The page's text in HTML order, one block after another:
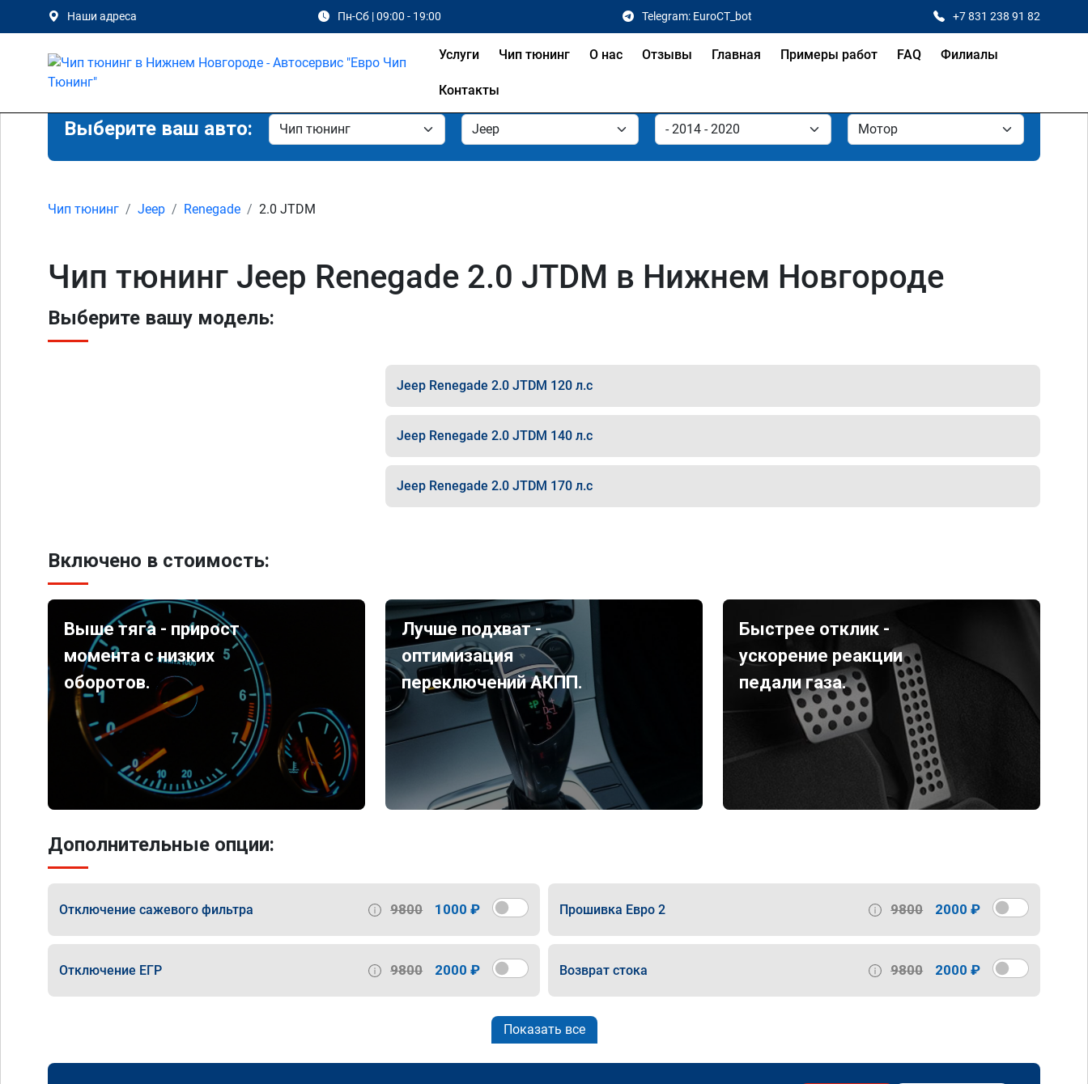
Наши адреса Пн-Сб | 09:00 - 19:00 Telegram: EuroCT_bot +7 831 238 91 82
Услуги Чип тюнинг О нас Отзывы Главная Примеры работ FAQ Филиалы
Контакты
Выберите ваш авто:
Чип тюнинг Jeep Renegade 2.0 JTDM
Чип тюнинг Jeep Renegade 2.0 JTDM в Нижнем Новгороде
Выберите вашу модель:
Jeep Renegade 2.0 JTDM 120 л.с
Jeep Renegade 2.0 JTDM 140 л.с
Jeep Renegade 2.0 JTDM 170 л.с
Включено в стоимость:
Выше тяга - прирост
момента с низких
оборотов.
Лучше подхват -
оптимизация
переключений АКПП.
Быстрее отклик -
ускорение реакции
педали газа.
Дополнительные опции:
Отключение сажевого фильтра 9800 1000 ₽ Прошивка Евро 2 9800 2000 ₽
Отключение ЕГР 9800 2000 ₽ Возврат стока 9800 2000 ₽
Показать все